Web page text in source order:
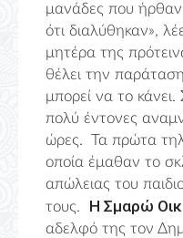
μανάδες που ήρθαν
ότι διαλύθηκαν»,
μητέρα της
θέλει την
μπορεί να το κάνει.
πολύ έντονες
ώρες. Τα πρώτα
οποία έμαθαν το
απώλειας του
τους. Η Σμαρώ
αδελφό της τον